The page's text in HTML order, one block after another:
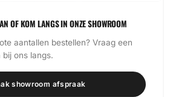
OF KOM LANGS IN ONZE SHOWROOM
aantallen bestellen? Vraag een
ons langs.
showroom afspraak